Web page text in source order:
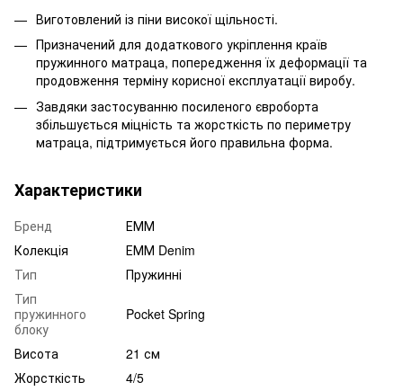
Виготовлений із піни високої щільності.
Призначений для додаткового укріплення країв
пружинного матраца, попередження їх деформації та
продовження терміну корисної експлуатації виробу.
Завдяки застосуванню посиленого євроборта
збільшується міцність та жорсткість по периметру
матраца, підтримується його правильна форма.
Характеристики
Бренд
ЕММ
Колекція
ЕММ Denim
Тип
Пружинні
Тип
пружинного
блоку
Pocket Spring
Висота
21 см
Жорсткість
4/5